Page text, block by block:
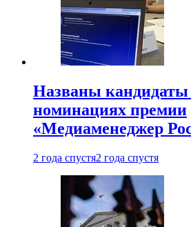
Названы
номинациях премии
«Медиаменеджер
2 года спустя2 года спустя